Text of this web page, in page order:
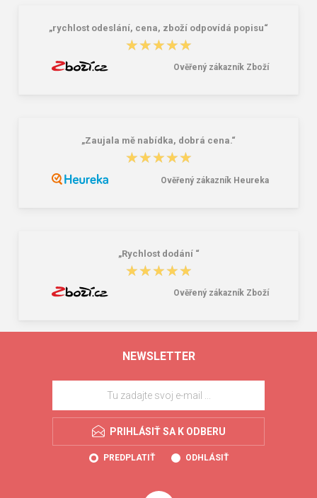
„rychlost odeslání, cena, zboží odpovídá popisu“
★★★★★
★★★★★
Ověřený zákazník Zboží
„Zaujala mě nabídka, dobrá cena.“
★★★★★
★★★★★
Ověřený zákazník Heureka
„Rychlost dodání “
★★★★★
★★★★★
Ověřený zákazník Zboží
NEWSLETTER
PRIHLÁSIŤ SA K ODBERU
PREDPLATIŤ ODHLÁSIŤ